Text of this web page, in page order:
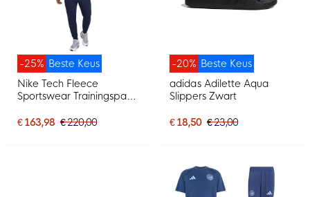
Beste Keus
-25%
Nike Tech Fleece
Sportswear Trainingspak
€ 163,98 € 220,00
Beste Keus
-20%
adidas Adilette Aqua
Slippers Zwart
€ 18,50 € 23,00